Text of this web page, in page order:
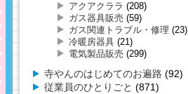
アクアクララ (208)
ガス器具販売 (59)
ガス関連トラブル・修理 (23)
冷暖房器具 (21)
電気製品販売 (299)
寺やんのはじめてのお遍路 (92)
従業員のひとりごと (871)